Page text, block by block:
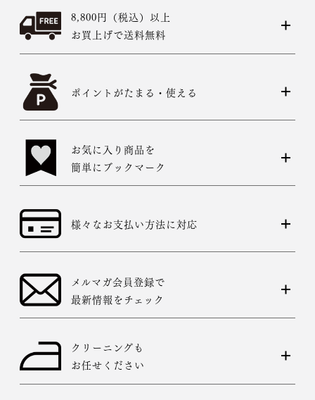
8,800円（税込）以上
お買上げで送料無料
ポイントがたまる・使える
お気に入り商品を
簡単にブックマーク
様々なお支払い方法に対応
メルマガ会員登録で
最新情報をチェック
クリーニングも
お任せください